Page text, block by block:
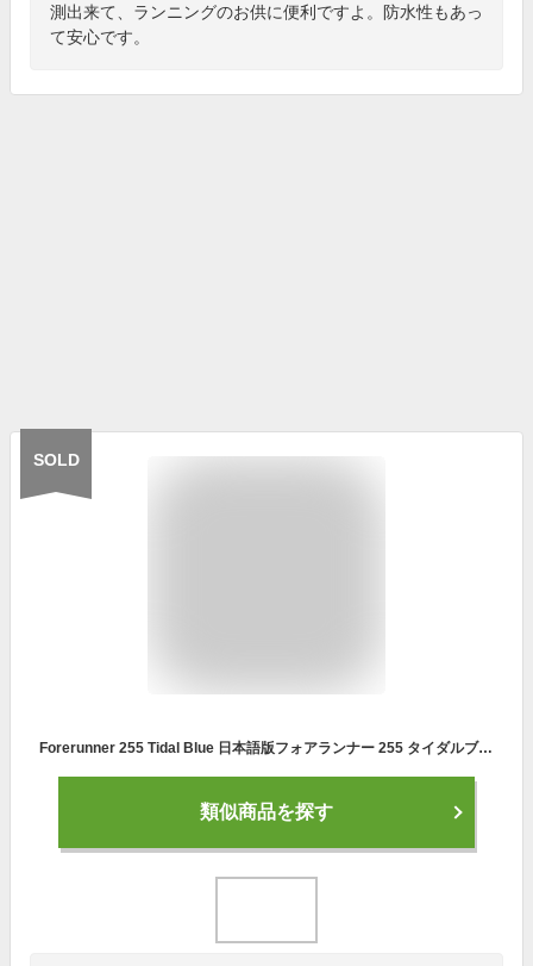
測出来て、ランニングのお供に便利ですよ。防水性もあっ
て安心です。
SOLD
Forerunner 255 Tidal Blue 日本語版フォアランナー 255 タイダルブルーGARMINガーミン 国内正規品1年保証(送料代引手数料無料)フォアランナー255/Forerunner255/010-02641-52/0753759307356GPSランニング 心拍 睡眠 健康
類似商品を探す